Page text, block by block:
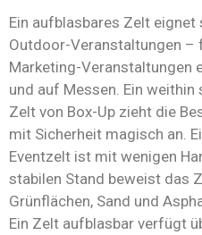
Ein aufblasbares Zelt
Outdoor-Veranstaltungen –
Marketing-Veranstaltungen
und auf Messen. Ein
Zelt von Box-Up zieht die
mit Sicherheit magisch an.
Eventzelt ist mit wenigen
stabilen Stand beweist das
Grünflächen, Sand und
Ein Zelt aufblasbar verfügt